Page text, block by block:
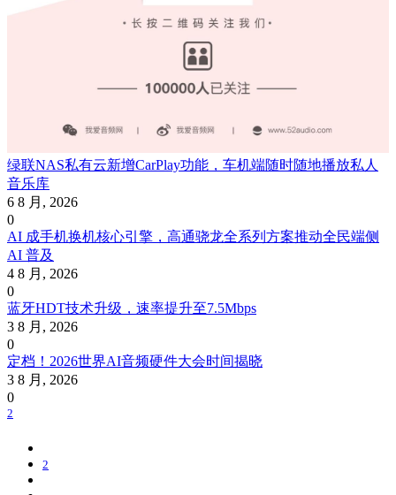
绿联NAS私有云新增CarPlay功能，车机端随时随地播放私人
音乐库
6 8 月, 2026
0
AI 成手机换机核心引擎，高通骁龙全系列方案推动全民端侧
AI 普及
4 8 月, 2026
0
蓝牙HDT技术升级，速率提升至7.5Mbps
3 8 月, 2026
0
定档！2026世界AI音频硬件大会时间揭晓
3 8 月, 2026
0
2
2